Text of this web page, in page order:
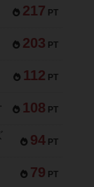
217 PT
203 PT
112 PT
108 PT
イト
94 PT
79 PT